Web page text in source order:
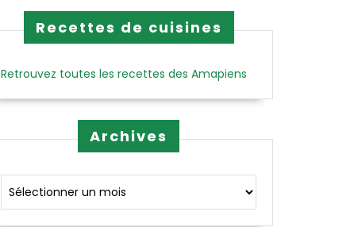
Recettes de cuisines
Retrouvez toutes les recettes des Amapiens
Archives